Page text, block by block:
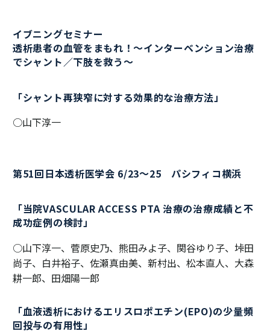
イブニングセミナー
透析患者の血管をまもれ！～インターベンション治療
でシャント／下肢を救う～
「シャント再狭窄に対する効果的な治療方法」
○山下淳一
第51回日本透析医学会 6/23～25 パシフィコ横浜
「当院VASCULAR ACCESS PTA 治療の治療成績と不
成功症例の検討」
○山下淳一、菅原史乃、熊田みよ子、関谷ゆり子、垰田
尚子、白井裕子、佐瀬真由美、新村出、松本直人、大森
耕一郎、田畑陽一郎
「血液透析におけるエリスロポエチン(EPO)の少量頻
回投与の有用性」